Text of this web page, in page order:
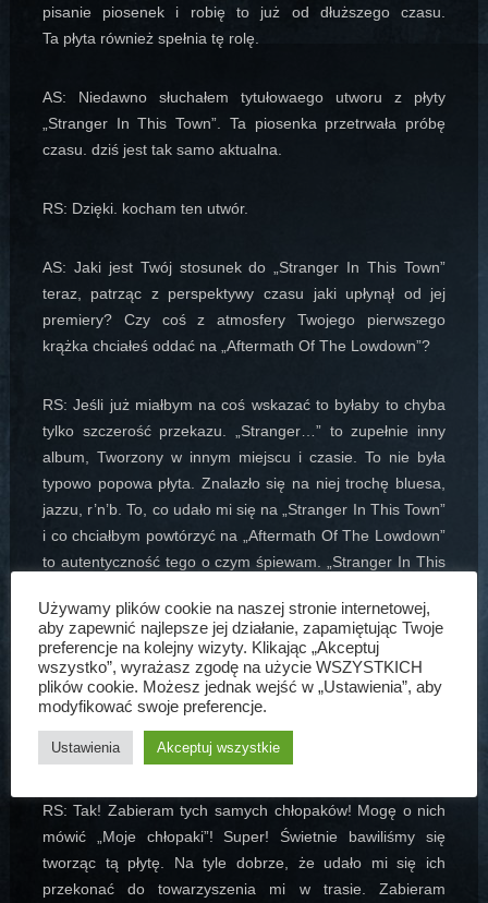
pisanie piosenek i robię to już od dłuższego czasu.
Ta płyta również spełnia tę rolę.
AS: Niedawno słuchałem tytułowaego utworu z płyty
„Stranger In This Town”. Ta piosenka przetrwała próbę
czasu. dziś jest tak samo aktualna.
RS: Dzięki. kocham ten utwór.
AS: Jaki jest Twój stosunek do „Stranger In This Town”
teraz, patrząc z perspektywy czasu jaki upłynął od jej
premiery? Czy coś z atmosfery Twojego pierwszego
krążka chciałeś oddać na „Aftermath Of The Lowdown”?
RS: Jeśli już miałbym na coś wskazać to byłaby to chyba
tylko szczerość przekazu. „Stranger…” to zupełnie inny
album, Tworzony w innym miejscu i czasie. To nie była
typowo popowa płyta. Znalazło się na niej trochę bluesa,
jazzu, r’n’b. To, co udało mi się na „Stranger In This Town”
i co chciałbym powtórzyć na „Aftermath Of The Lowdown”
to autentyczność tego o czym śpiewam. „Stranger In This
dla mnie znaczy. Kiedy ruszę w trasę promującą
„Aftermath…” przypomnę też piosenki z „Stranger In This
Town”.
który towarzyszył Ci w studio?
RS: Tak! Zabieram tych samych chłopaków! Mogę o nich
mówić „Moje chłopaki”! Super! Świetnie bawiliśmy się
tworząc tą płytę. Na tyle dobrze, że udało mi się ich
przekonać do towarzyszenia mi w trasie. Zabieram
Używamy plików cookie na naszej stronie internetowej,
aby zapewnić najlepsze jej działanie, zapamiętując Twoje
preferencje na kolejny wizyty. Klikając „Akceptuj
wszystko”, wyrażasz zgodę na użycie WSZYSTKICH
plików cookie. Możesz jednak wejść w „Ustawienia”, aby
modyfikować swoje preferencje.
Ustawienia Akceptuj wszystkie